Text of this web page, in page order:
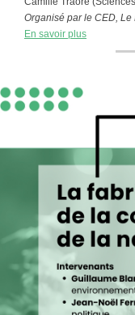
Organisé par le CED,
En savoir plus